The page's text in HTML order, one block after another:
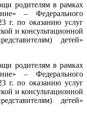
родителям в рамках
– Федерального
г. по оказанию услуг
и консультационной
детей»
родителям в рамках
– Федерального
г. по оказанию услуг
и консультационной
детей»